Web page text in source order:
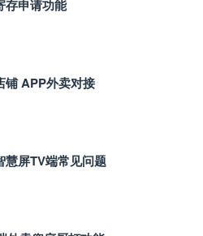
存申请功能
铺 APP外卖对接
慧屏TV端常见问题